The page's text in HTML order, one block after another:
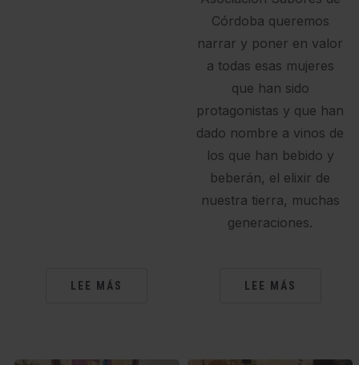
LEE MÁS
Córdoba queremos
narrar y poner en valor
a todas esas mujeres
que han sido
protagonistas y que han
dado nombre a vinos de
los que han bebido y
beberán, el elixir de
nuestra tierra, muchas
generaciones.
LEE MÁS